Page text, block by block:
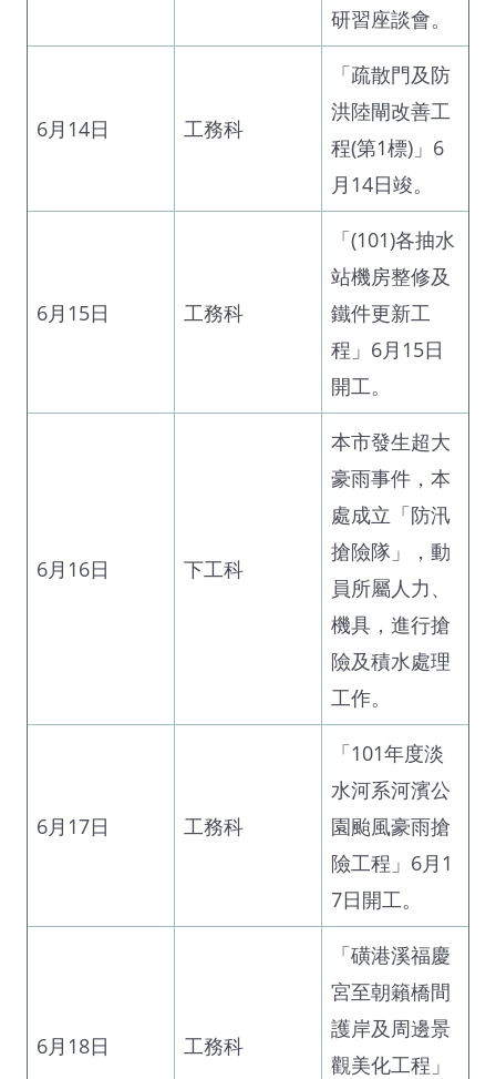
研習座談會。
6月14日 工務科
「疏散門及防
洪陸閘改善工
程(第1標)」6
月14日竣。
6月15日 工務科
「(101)各抽水
站機房整修及
鐵件更新工
程」6月15日
開工。
6月16日 下工科
本市發生超大
豪雨事件，本
處成立「防汛
搶險隊」，動
員所屬人力、
機具，進行搶
險及積水處理
工作。
6月17日 工務科
「101年度淡
水河系河濱公
園颱風豪雨搶
險工程」6月1
7日開工。
6月18日 工務科
「磺港溪福慶
宮至朝籟橋間
護岸及周邊景
觀美化工程」